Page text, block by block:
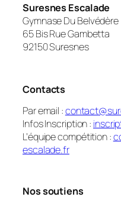
Suresnes Escalade
Gymnase Du Belvédère
65 Bis Rue Gambetta
92150 Suresnes
Contacts
Par email :
Infos Inscription :
L’équipe compétition :
escalade.fr
Nos soutiens